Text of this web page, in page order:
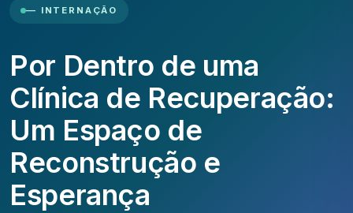
— INTERNAÇÃO
Por Dentro de uma
Clínica de Recuperação:
Um Espaço de
Reconstrução e
Esperança